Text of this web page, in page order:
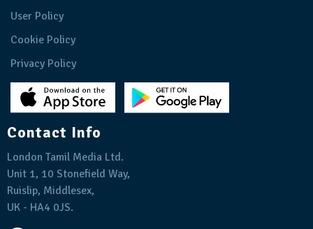
User Policy
Cookie Policy
Privacy Policy
Contact Info
London Tamil Media Ltd.
Unit 1, 10 Stonefield Way,
Ruislip, Middlesex,
UK - HA4 0JS.